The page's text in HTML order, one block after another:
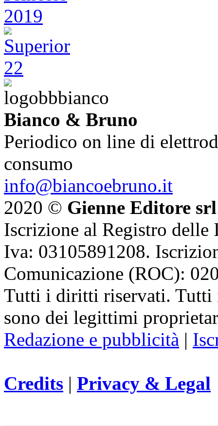
Bianco & Bruno
Periodico on line di
consumo
info@biancoebruno.it
2020 © Gienne Editore srl
Iscrizione al Registro delle
Iva: 03105891208.
Comunicazione (ROC):
Tutti i diritti riservati. Tutti
sono dei legittimi
Redazione e pubblicità |
Credits | Privacy & Legal